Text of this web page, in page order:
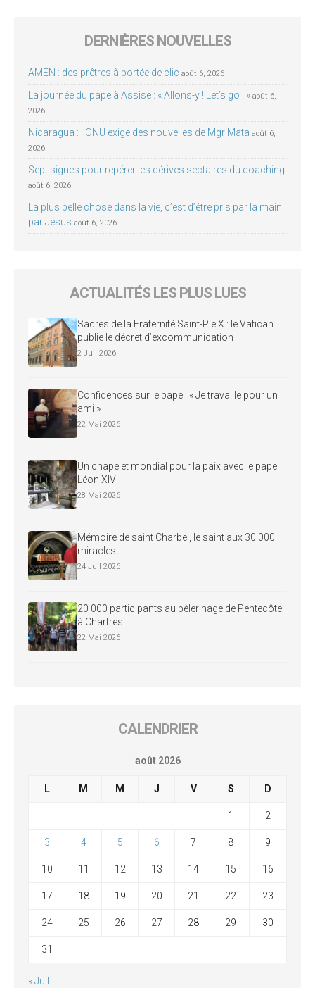
DERNIÈRES NOUVELLES
AMEN : des prêtres à portée de clic août 6, 2026
La journée du pape à Assise : « Allons-y ! Let’s go ! » août 6,
2026
Nicaragua : l’ONU exige des nouvelles de Mgr Mata août 6,
2026
Sept signes pour repérer les dérives sectaires du coaching
août 6, 2026
La plus belle chose dans la vie, c’est d’être pris par la main
par Jésus août 6, 2026
ACTUALITÉS LES PLUS LUES
Sacres de la Fraternité Saint-Pie X : le Vatican
publie le décret d’excommunication
2 Juil 2026
Confidences sur le pape : « Je travaille pour un
ami »
22 Mai 2026
Un chapelet mondial pour la paix avec le pape
Léon XIV
28 Mai 2026
Mémoire de saint Charbel, le saint aux 30 000
miracles
24 Juil 2026
20 000 participants au pèlerinage de Pentecôte
à Chartres
22 Mai 2026
CALENDRIER
août 2026
L M M J V S D
1 2
3 4 5 6 7 8 9
10 11 12 13 14 15 16
17 18 19 20 21 22 23
24 25 26 27 28 29 30
31
« Juil